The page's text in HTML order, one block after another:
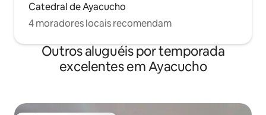
Catedral de Ayacucho
4 moradores locais recomendam
Outros aluguéis por temporada
excelentes em Ayacucho